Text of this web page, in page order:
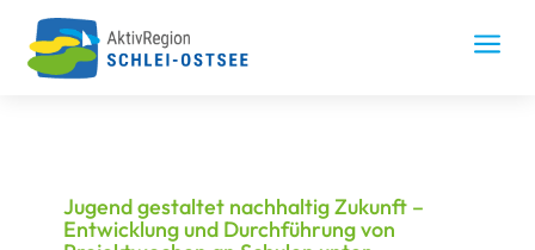
content
a
Jugend gestaltet nachhaltig Zukunft –
Entwicklung und Durchführung von